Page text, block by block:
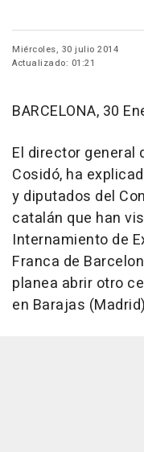
Miércoles, 30 julio 2014
Actualizado: 01:21
BARCELONA, 30
El director general
Cosidó, ha
y diputados del
catalán que han
Internamiento de
Franca de
planea abrir otro
en Barajas